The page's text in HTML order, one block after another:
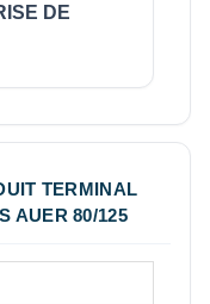
DE
TERMINAL
AUER 80/125